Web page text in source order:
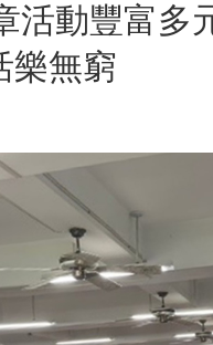
活動豐富多
樂無窮